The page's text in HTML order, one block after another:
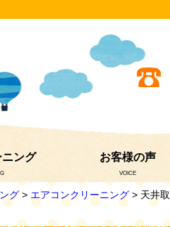
ング お客様の声
VOICE
グ > エアコンクリーニング > 天井